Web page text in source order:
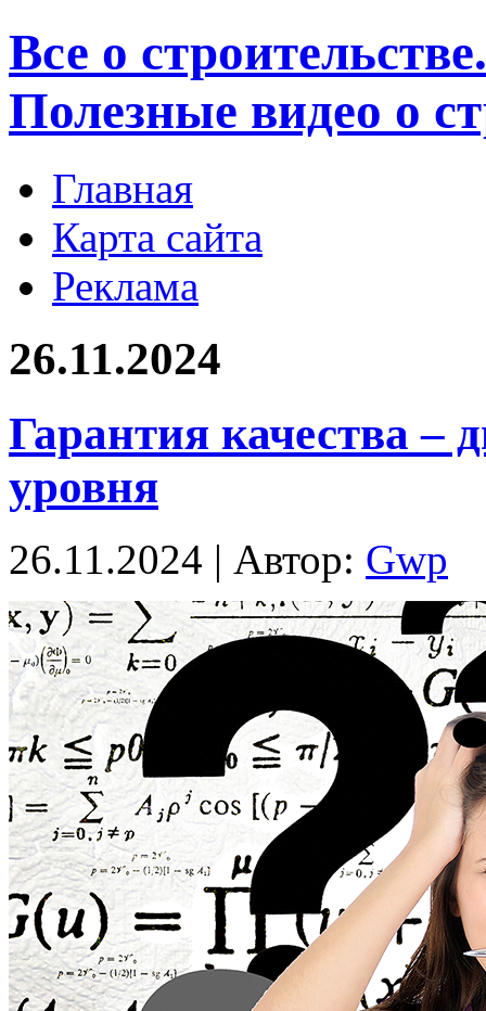
Все о
Полезные видео о
Главная
Карта сайта
Реклама
26.11.2024
Гарантия качества –
уровня
26.11.2024 | Автор: Gwp